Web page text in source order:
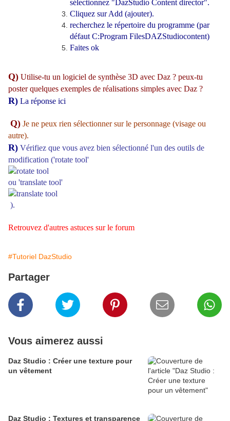
sélectionnez "DazStudio Content director".
Cliquez sur Add (ajouter).
recherchez le répertoire du programme (par
défaut C:Program FilesDAZStudiocontent)
Faites ok
Q) Utilise-tu un logiciel de synthèse 3D avec Daz ? peux-tu
poster quelques exemples de réalisations simples avec Daz ?
R) La réponse ici
Q) Je ne peux rien sélectionner sur le personnage (visage ou
autre).
R) Vérifiez que vous avez bien sélectionné l'un des outils de
modification ('rotate tool'
ou 'translate tool'
).
Retrouvez d'autres astuces sur le forum
#Tutoriel DazStudio
Partager
Vous aimerez aussi
Daz Studio : Créer une texture pour
un vêtement
Daz Studio : Textures et transparence